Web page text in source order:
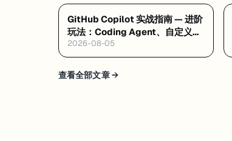
GitHub Copilot 实战指南 — 进阶
玩法：Coding Agent、自定义指
令与 MCP
2026-08-05
查看全部文章 →